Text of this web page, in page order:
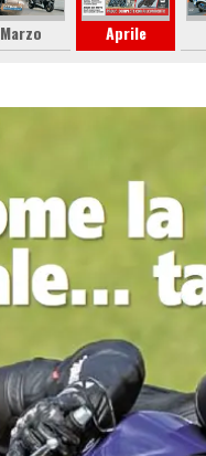
Marzo Aprile